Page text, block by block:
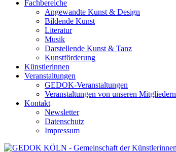
Fachbereiche
Angewandte Kunst & Design
Bildende Kunst
Literatur
Musik
Darstellende Kunst & Tanz
Kunstförderung
Künstlerinnen
Veranstaltungen
GEDOK-Veranstaltungen
Veranstaltungen von unseren Mitgliedern
Kontakt
Newsletter
Datenschutz
Impressum